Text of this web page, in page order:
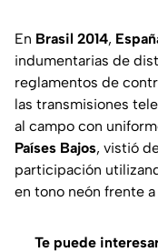
En Brasil 2014,
indumentarias de
reglamentos de
las transmisiones
al campo con
Países Bajos, vistió
participación
en tono neón frente
Te puede